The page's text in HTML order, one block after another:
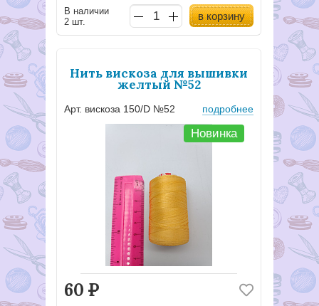
В наличии
2 шт.
в корзину
Нить вискоза для вышивки
желтый №52
Арт. вискоза 150/D №52 подробнее
Новинка
60 Р